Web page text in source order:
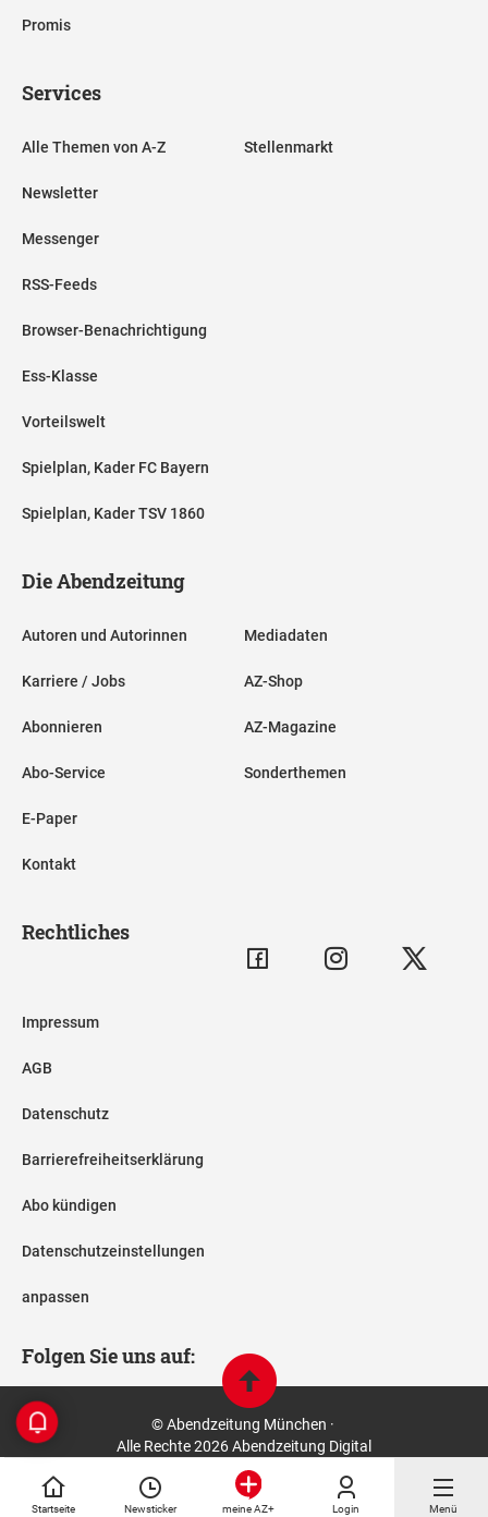
Startseite Newsticker meine AZ+ Login Menü
Promis
Services
Alle Themen von A-Z
Newsletter
Messenger
RSS-Feeds
Browser-Benachrichtigung
Ess-Klasse
Vorteilswelt
Spielplan, Kader FC Bayern
Spielplan, Kader TSV 1860
Stellenmarkt
Die Abendzeitung
Autoren und Autorinnen
Karriere / Jobs
Abonnieren
Abo-Service
E-Paper
Kontakt
Mediadaten
AZ-Shop
AZ-Magazine
Sonderthemen
Rechtliches
Impressum
AGB
Datenschutz
Barrierefreiheitserklärung
Abo kündigen
Datenschutzeinstellungen
anpassen
Folgen Sie uns auf:
© Abendzeitung München ·
Alle Rechte 2026 Abendzeitung Digital